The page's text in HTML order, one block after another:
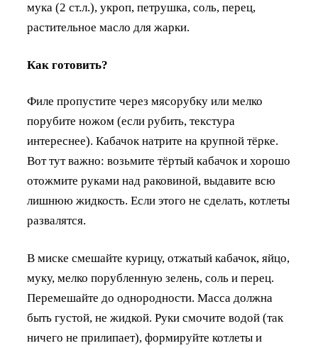
мука (2 ст.л.), укроп, петрушка, соль, перец,
растительное масло для жарки.
Как готовить?
Филе пропустите через мясорубку или мелко
порубите ножом (если рубить, текстура
интереснее). Кабачок натрите на крупной тёрке.
Вот тут важно: возьмите тёртый кабачок и хорошо
отожмите руками над раковиной, выдавите всю
лишнюю жидкость. Если этого не сделать, котлеты
развалятся.
В миске смешайте курицу, отжатый кабачок, яйцо,
муку, мелко порубленную зелень, соль и перец.
Перемешайте до однородности. Масса должна
быть густой, не жидкой. Руки смочите водой (так
ничего не прилипает), формируйте котлеты и